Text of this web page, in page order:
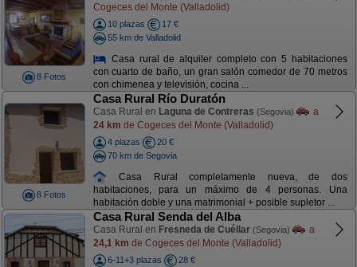
8 Fotos
Cogeces del Monte (Valladolid)
10 plazas
17 €
55 km de Valladolid
Casa rural de alquiler completo con 5 habitaciones
con cuarto de baño, un gran salón comedor de 70 metros
con chimenea y televisión, cocina ...
8 Fotos
Casa Rural Río Duratón
Casa Rural en Laguna de Contreras (Segovia)
a
24 km de Cogeces del Monte (Valladolid)
4 plazas
20 €
70 km de Segovia
Casa Rural completamente nueva, de dos
habitaciones, para un máximo de 4 personas. Una
habitación doble y una matrimonial + posible supletor ...
Casa Rural Senda del Alba
Casa Rural en Fresneda de Cuéllar (Segovia)
a
24,1 km de Cogeces del Monte (Valladolid)
6-11+3 plazas
28 €